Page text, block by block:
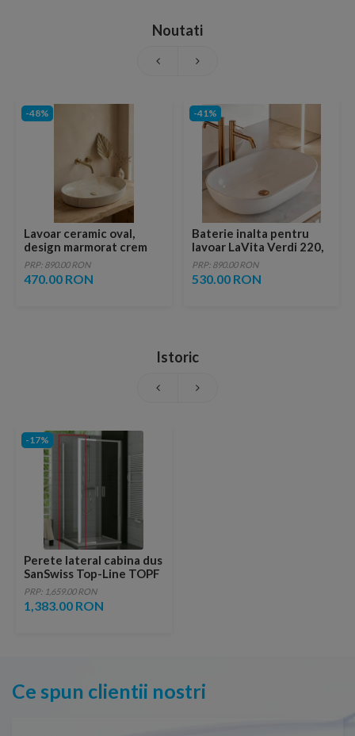
Noutati
-48%
Lavoar ceramic oval,
design marmorat crem
lucios cu vene aurii,
ventil inclus
PRP: 890.00 RON
470.00 RON
-41%
Baterie inalta pentru
lavoar LaVita Verdi 220,
fara ventil, brushed
copper
PRP: 890.00 RON
530.00 RON
Istoric
-17%
Perete lateral cabina dus
SanSwiss Top-Line TOPF
70xH190
PRP: 1,659.00 RON
1,383.00 RON
Ce spun clientii nostri